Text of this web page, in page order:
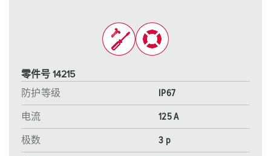
零件号 14215
防护等级
IP67
电流 125 A
极数 3 p